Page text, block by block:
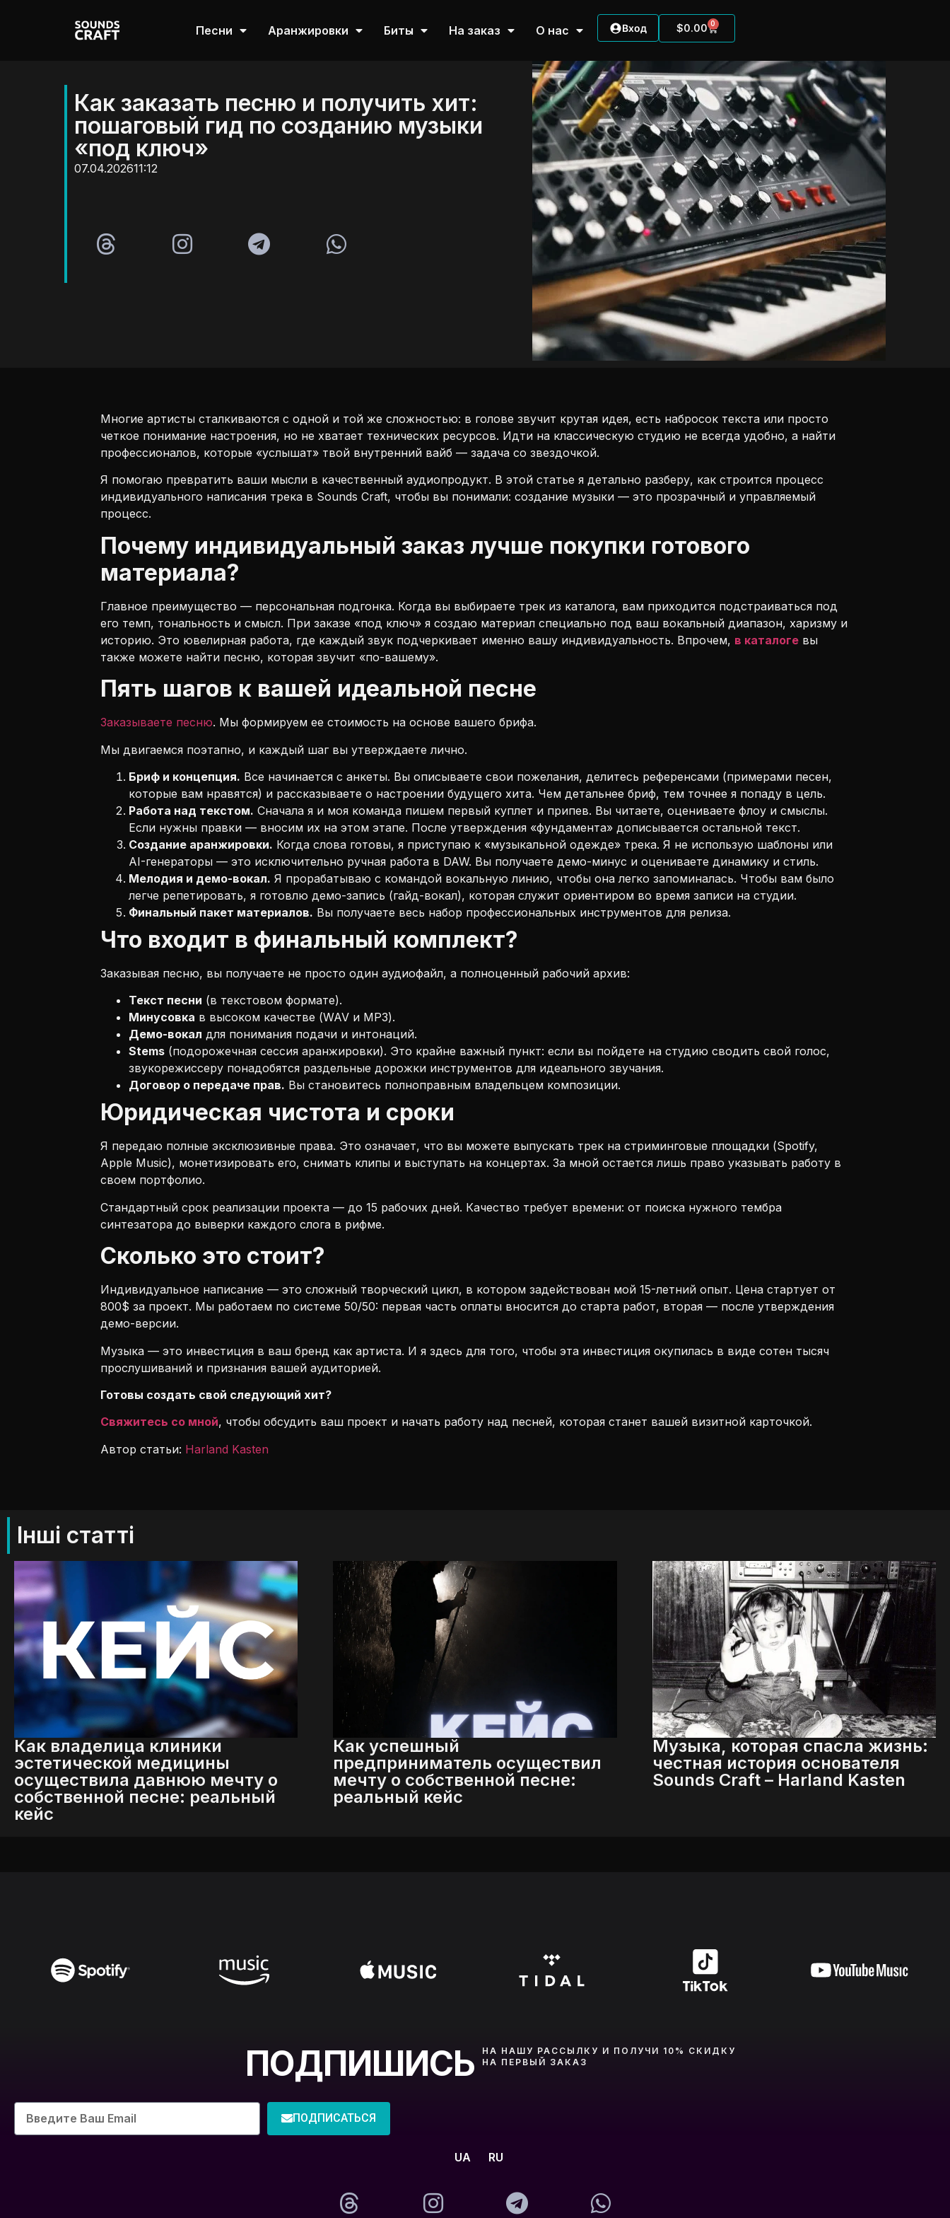
Песни Аранжировки Биты На заказ О нас Вход $0.00 0
Как заказать песню и получить хит:
пошаговый гид по созданию музыки
«под ключ»
07.04.202611:12
Многие артисты сталкиваются с одной и той же сложностью: в голове звучит крутая идея, есть набросок текста или просто
четкое понимание настроения, но не хватает технических ресурсов. Идти на классическую студию не всегда удобно, а найти
профессионалов, которые «услышат» твой внутренний вайб — задача со звездочкой.
Я помогаю превратить ваши мысли в качественный аудиопродукт. В этой статье я детально разберу, как строится процесс
индивидуального написания трека в Sounds Craft, чтобы вы понимали: создание музыки — это прозрачный и управляемый
процесс.
Почему индивидуальный заказ лучше покупки готового
материала?
Главное преимущество — персональная подгонка. Когда вы выбираете трек из каталога, вам приходится подстраиваться под
его темп, тональность и смысл. При заказе «под ключ» я создаю материал специально под ваш вокальный диапазон, харизму и
историю. Это ювелирная работа, где каждый звук подчеркивает именно вашу индивидуальность. Впрочем, в каталоге вы
также можете найти песню, которая звучит «по-вашему».
Пять шагов к вашей идеальной песне
Заказываете песню. Мы формируем ее стоимость на основе вашего брифа.
Мы двигаемся поэтапно, и каждый шаг вы утверждаете лично.
Бриф и концепция. Все начинается с анкеты. Вы описываете свои пожелания, делитесь референсами (примерами песен,
которые вам нравятся) и рассказываете о настроении будущего хита. Чем детальнее бриф, тем точнее я попаду в цель.
Работа над текстом. Сначала я и моя команда пишем первый куплет и припев. Вы читаете, оцениваете флоу и смыслы.
Если нужны правки — вносим их на этом этапе. После утверждения «фундамента» дописывается остальной текст.
Создание аранжировки. Когда слова готовы, я приступаю к «музыкальной одежде» трека. Я не использую шаблоны или
AI-генераторы — это исключительно ручная работа в DAW. Вы получаете демо-минус и оцениваете динамику и стиль.
Мелодия и демо-вокал. Я прорабатываю с командой вокальную линию, чтобы она легко запоминалась. Чтобы вам было
легче репетировать, я готовлю демо-запись (гайд-вокал), которая служит ориентиром во время записи на студии.
Финальный пакет материалов. Вы получаете весь набор профессиональных инструментов для релиза.
Что входит в финальный комплект?
Заказывая песню, вы получаете не просто один аудиофайл, а полноценный рабочий архив:
Текст песни (в текстовом формате).
Минусовка в высоком качестве (WAV и MP3).
Демо-вокал для понимания подачи и интонаций.
Stems (подорожечная сессия аранжировки). Это крайне важный пункт: если вы пойдете на студию сводить свой голос,
звукорежиссеру понадобятся раздельные дорожки инструментов для идеального звучания.
Договор о передаче прав. Вы становитесь полноправным владельцем композиции.
Юридическая чистота и сроки
Я передаю полные эксклюзивные права. Это означает, что вы можете выпускать трек на стриминговые площадки (Spotify,
Apple Music), монетизировать его, снимать клипы и выступать на концертах. За мной остается лишь право указывать работу в
своем портфолио.
Стандартный срок реализации проекта — до 15 рабочих дней. Качество требует времени: от поиска нужного тембра
синтезатора до выверки каждого слога в рифме.
Сколько это стоит?
Индивидуальное написание — это сложный творческий цикл, в котором задействован мой 15-летний опыт. Цена стартует от
800$ за проект. Мы работаем по системе 50/50: первая часть оплаты вносится до старта работ, вторая — после утверждения
демо-версии.
Музыка — это инвестиция в ваш бренд как артиста. И я здесь для того, чтобы эта инвестиция окупилась в виде сотен тысяч
прослушиваний и признания вашей аудиторией.
Готовы создать свой следующий хит?
Свяжитесь со мной, чтобы обсудить ваш проект и начать работу над песней, которая станет вашей визитной карточкой.
Автор статьи: Harland Kasten
Інші статті
Как владелица клиники
эстетической медицины
осуществила давнюю мечту о
собственной песне: реальный
кейс
Как успешный
предприниматель осуществил
мечту о собственной песне:
реальный кейс
Музыка, которая спасла жизнь:
честная история основателя
Sounds Craft – Harland Kasten
ПОДПИШИСЬ
НА НАШУ РАССЫЛКУ И ПОЛУЧИ 10% СКИДКУ
НА ПЕРВЫЙ ЗАКАЗ
ПОДПИСАТЬСЯ
UA RU